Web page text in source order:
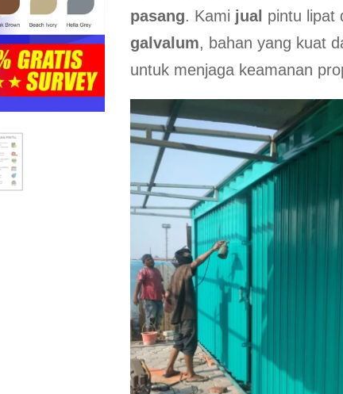
pasang. Kami jual pintu lipat
galvalum, bahan yang kuat
untuk menjaga keamanan